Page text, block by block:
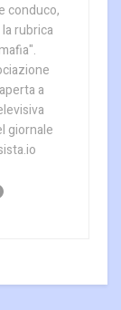
conduco,
rubrica
a
giornale